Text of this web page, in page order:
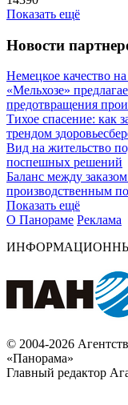
Показать ещё
Новости
Немецкое качество
«Мельхозе»
предотвращения
Тихое спасение: как
трендом
Вид на жительство
поспешных решений
Баланс между
производственным
Показать ещё
О Панораме Реклама
© 2004-2026
«Панорама»
Главный редактор